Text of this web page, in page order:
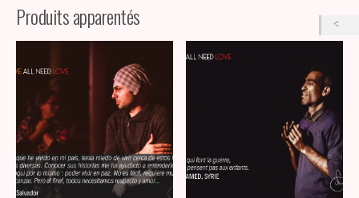
Produits apparentés